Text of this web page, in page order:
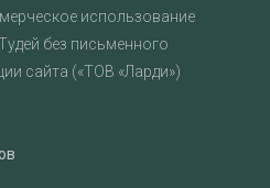
использование
без письменного
сайта («ТОВ «Ларди»)